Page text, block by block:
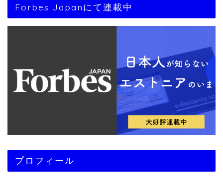
Forbes Japanにて連載中
プロフィール